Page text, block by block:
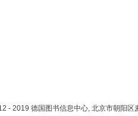
- 2019 德国图书信息中心, 北京市朝阳